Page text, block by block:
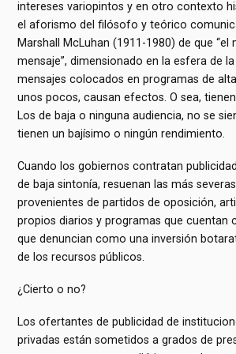
intereses variopintos y en otro contexto
el aforismo del filósofo y teórico
Marshall McLuhan (1911-1980) de que “el
mensaje”, dimensionado en la esfera de
mensajes colocados en programas de
unos pocos, causan efectos. O sea,
Los de baja o ninguna audiencia, no se
tienen un bajísimo o ningún rendimiento.
Cuando los gobiernos contratan
de baja sintonía, resuenan las más
provenientes de partidos de oposición,
propios diarios y programas que cuentan
que denuncian como una inversión
de los recursos públicos.
¿Cierto o no?
Los ofertantes de publicidad de
privadas están sometidos a grados de